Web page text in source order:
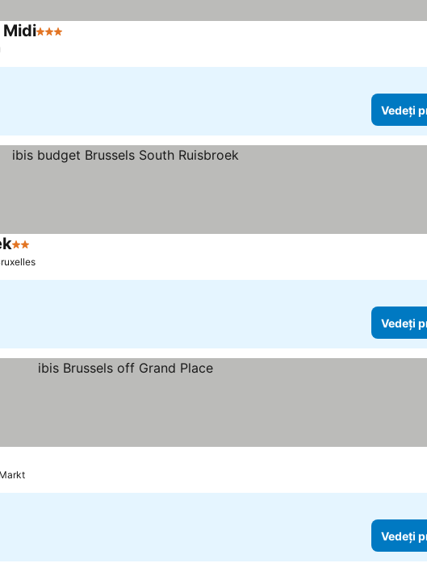
Midi3 Stele
Vedeți
2 Stele
Vedeți
Vedeți